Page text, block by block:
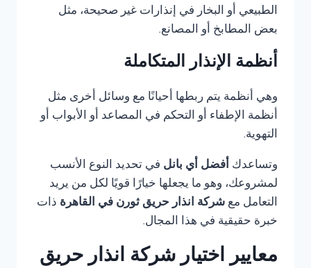
الطبيعي أو البخار في إنذارات غير صحيحة، مثل
بعض المطابخ أو المصانع.
أنظمة الإنذار المتكاملة
وهي أنظمة يتم ربطها أحيانًا مع وسائل أخرى مثل
أنظمة الإطفاء أو التحكم في المصاعد أو الأبواب أو
التهوية.
وتساعدك أفضل أي بانل في تحديد النوع الأنسب
لمشروعك، وهو ما يجعلها خيارًا قويًا لكل من يريد
التعامل مع شركة انذار حريق ثورن في القاهرة ذات
خبرة حقيقية في هذا المجال.
معايير اختيار شركة انذار حريق